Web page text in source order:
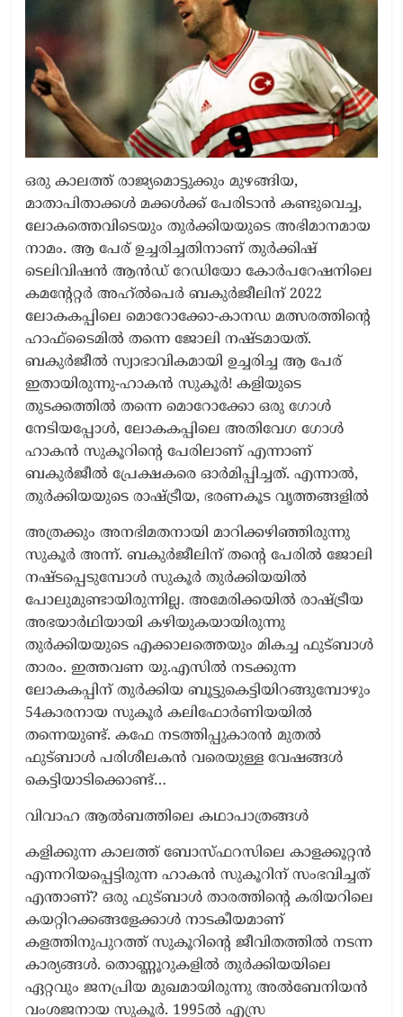
ഒരു കാലത്ത് രാജ്യമൊട്ടുക്കും മുഴങ്ങിയ,
മാതാപിതാക്കൾ മക്കൾക്ക് പേരിടാൻ കണ്ടുവെച്ച,
ലോകത്തെവിടെയും തുർക്കിയയുടെ അഭിമാനമായ
നാമം. ആ പേര് ഉച്ചരിച്ചതിനാണ് തുർക്കിഷ്
ടെലിവിഷൻ ആൻഡ് റേഡിയോ കോർപറേഷനിലെ
കമന്റേറ്റർ അഹ്‍ൽപെർ ബകുർജീലിന് 2022
ലോകകപ്പിലെ മൊറോക്കോ-കാനഡ മത്സരത്തിന്റെ
ഹാഫ്ടൈമിൽ തന്നെ ജോലി നഷ്ടമായത്.
ബകുർജീൽ സ്വാഭാവികമായി ഉച്ചരിച്ച ആ പേര്
ഇതായിരുന്നു-ഹാകൻ സുകൂർ! കളിയുടെ
തുടക്കത്തിൽ തന്നെ മൊറോക്കോ ഒരു ഗോൾ
നേടിയപ്പോൾ, ലോകകപ്പിലെ അതിവേഗ ഗോൾ
ഹാകൻ സുകൂറിന്റെ പേരിലാണ് എന്നാണ്
ബകുർജീൽ പ്രേക്ഷകരെ ഓർമിപ്പിച്ചത്. എന്നാൽ,
തുർക്കിയയുടെ രാഷ്ട്രീയ, ഭരണകൂട വൃത്തങ്ങളിൽ
അത്രക്കും അനഭിമതനായി മാറിക്കഴിഞ്ഞിരുന്നു
സുകൂർ അന്ന്. ബകുർജീലിന് തന്റെ പേരിൽ ജോലി
നഷ്ടപ്പെടുമ്പോൾ സുകൂർ തുർക്കിയയിൽ
പോലുമുണ്ടായിരുന്നില്ല. അമേരിക്കയിൽ രാഷ്ട്രീയ
അഭയാർഥിയായി കഴിയുകയായിരുന്നു
തുർക്കിയയുടെ എക്കാലത്തെയും മികച്ച ഫുട്ബാൾ
താരം. ഇത്തവണ യു.എസിൽ നടക്കുന്ന
ലോകകപ്പിന് തുർക്കിയ ബൂട്ടുകെട്ടിയിറങ്ങുമ്പോഴും
54കാരനായ സുകൂർ കലിഫോർണിയയിൽ
തന്നെയുണ്ട്. കഫേ നടത്തിപ്പുകാരൻ മുതൽ
ഫുട്ബാൾ പരിശീലകൻ വരെയുള്ള വേഷങ്ങൾ
കെട്ടിയാടിക്കൊണ്ട്…
വിവാഹ ആൽബത്തിലെ കഥാപാത്രങ്ങൾ
കളിക്കുന്ന കാലത്ത് ബോസ്ഫറസിലെ കാളക്കൂറ്റൻ
എന്നറിയപ്പെട്ടിരുന്ന ഹാകൻ സുകൂറിന് സംഭവിച്ചത്
എന്താണ്? ഒരു ഫുട്ബാൾ താരത്തിന്റെ കരിയറിലെ
കയറ്റിറക്കങ്ങളേക്കാൾ നാടകീയമാണ്
കളത്തിനുപുറത്ത് സുകൂറിന്റെ ജീവിതത്തിൽ നടന്ന
കാര്യങ്ങൾ. തൊണ്ണൂറുകളിൽ തുർക്കിയയിലെ
ഏറ്റവും ജനപ്രിയ മുഖമായിരുന്നു അൽബേനിയൻ
വംശജനായ സുകൂർ. 1995ൽ എസ്ര